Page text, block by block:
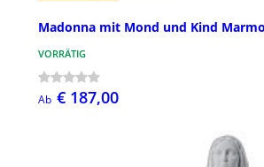
Madonna mit Mond und Kind
VORRÄTIG
Ab € 187,00